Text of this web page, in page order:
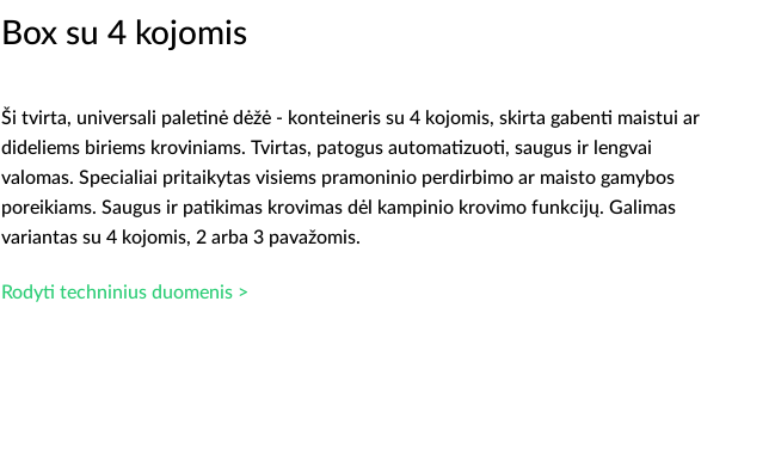
Box su 4 kojomis
Ši tvirta, universali paletinė dėžė - konteineris su 4 kojomis, skirta gabenti maistui ar
dideliems biriems kroviniams. Tvirtas, patogus automatizuoti, saugus ir lengvai
valomas. Specialiai pritaikytas visiems pramoninio perdirbimo ar maisto gamybos
poreikiams. Saugus ir patikimas krovimas dėl kampinio krovimo funkcijų. Galimas
variantas su 4 kojomis, 2 arba 3 pavažomis.
Rodyti techninius duomenis >